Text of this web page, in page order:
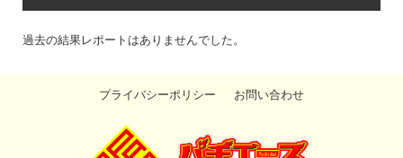
過去の結果レポートはありませんでした。
プライバシーポリシー お問い合わせ